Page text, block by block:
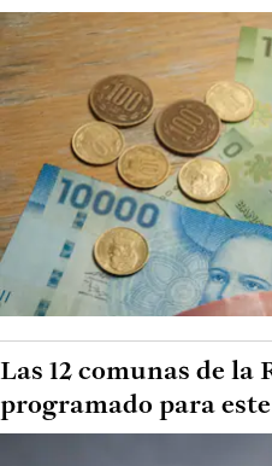
Las 12 comunas de la
programado para